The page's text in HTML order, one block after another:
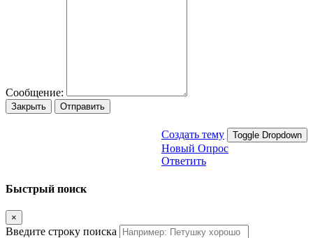
Сообщение:
Закрыть Отправить
Создать тему Toggle Dropdown
Новый Опрос
Ответить
Быстрый поиск
×
Введите строку поиска